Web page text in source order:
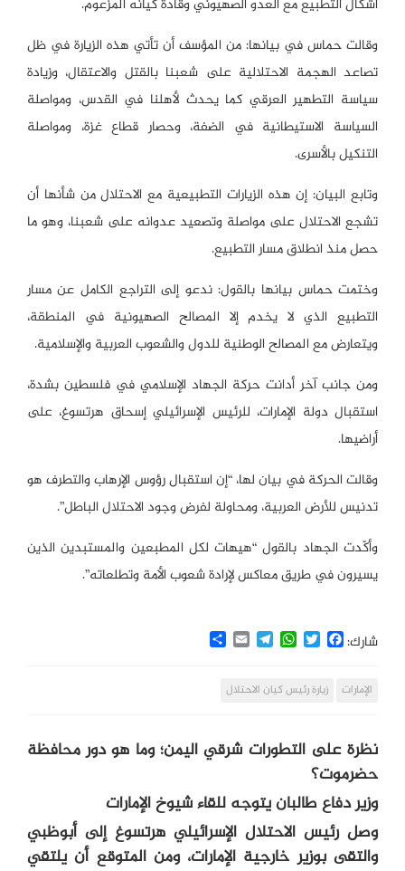
أشكال التطبيع مع العدو الصهيوني وقادة كيانه المزعوم.
وقالت حماس في بيانها: من المؤسف أن تأتي هذه الزيارة في ظل
تصاعد الهجمة الاحتلالية على شعبنا بالقتل والاعتقال، وزيادة
سياسة التطهير العرقي كما يحدث لأهلنا في القدس، ومواصلة
السياسة الاستيطانية في الضفة، وحصار قطاع غزة، ومواصلة
التنكيل بالأسرى.
وتابع البيان: إن هذه الزيارات التطبيعية مع الاحتلال من شأنها أن
تشجع الاحتلال على مواصلة وتصعيد عدوانه على شعبنا، وهو ما
حصل منذ انطلاق مسار التطبيع.
وختمت حماس بيانها بالقول: ندعو إلى التراجع الكامل عن مسار
التطبيع الذي لا يخدم إلا المصالح الصهيونية في المنطقة،
ويتعارض مع المصالح الوطنية للدول والشعوب العربية والإسلامية.
ومن جانب آخر أدانت حركة الجهاد الإسلامي في فلسطين بشدة،
استقبال دولة الإمارات، للرئيس الإسرائيلي إسحاق هرتسوغ، على
أراضيها.
وقالت الحركة في بيان لها، “إن استقبال رؤوس الإرهاب والتطرف هو
تدنيس للأرض العربية، ومحاولة لفرض وجود الاحتلال الباطل”.
وأكّدت الجهاد بالقول “هيهات لكل المطبعين والمستبدين الذين
يسيرون في طريق معاكس لإرادة شعوب الأمة وتطلعاته”.
شارك: Facebook
Twitter
WhatsApp
Telegram
Email
Share
الإمارات زيارة رئيس كيان الاحتلال
نظرة على التطورات شرقي اليمن؛ وما هو دور محافظة
حضرموت؟
وزير دفاع طالبان يتوجه للقاء شيوخ الإمارات
وصل رئيس الاحتلال الإسرائيلي هرتسوغ إلى أبوظبي
والتقى بوزير خارجية الإمارات، ومن المتوقع أن يلتقي